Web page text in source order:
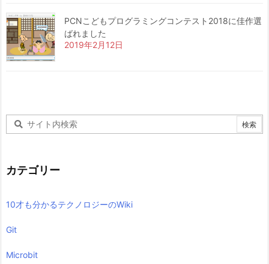
PCNこどもプログラミングコンテスト2018に佳作選
ばれました
2019年2月12日
カテゴリー
10才も分かるテクノロジーのWiki
Git
Microbit